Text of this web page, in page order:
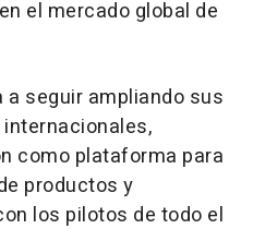
el mercado global de
seguir ampliando sus
como plataforma para
productos y
los pilotos de todo el